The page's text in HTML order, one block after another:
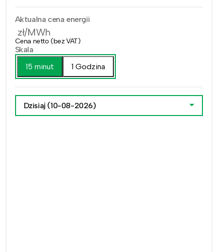
Aktualna cena energii
zł/MWh
Cena netto (bez VAT)
Skala
15 minut
1 Godzina
Dzisiaj (10-08-2026)